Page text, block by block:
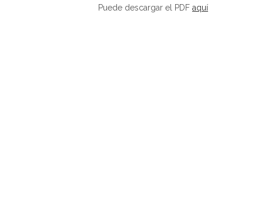
Puede descargar el PDF aquí